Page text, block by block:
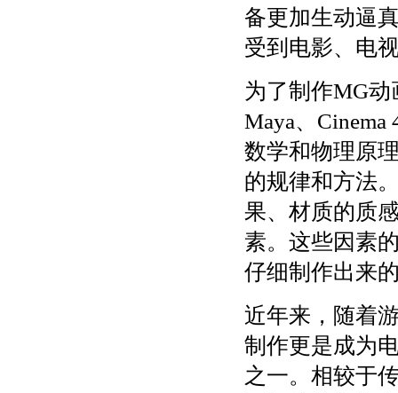
备更加生动逼
受到电影、电
为了制作MG
Maya、
数学和物理原
的规律和方法
果、材质的质
素。这些因素
仔细制作出来
近年来，随着
制作更是成为
之一。相较于